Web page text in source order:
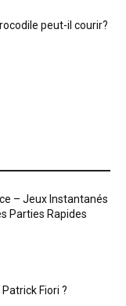
peut-il courir?
– Jeux Instantanés
Parties Rapides
Fiori ?